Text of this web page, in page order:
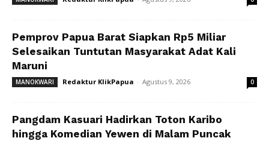
Pemprov Papua Barat Siapkan Rp5 Miliar
Selesaikan Tuntutan Masyarakat Adat Kali
Maruni
MANOKWARI Redaktur KlikPapua - Agustus 9, 2026 0
Pangdam Kasuari Hadirkan Toton Karibo
hingga Komedian Yewen di Malam Puncak